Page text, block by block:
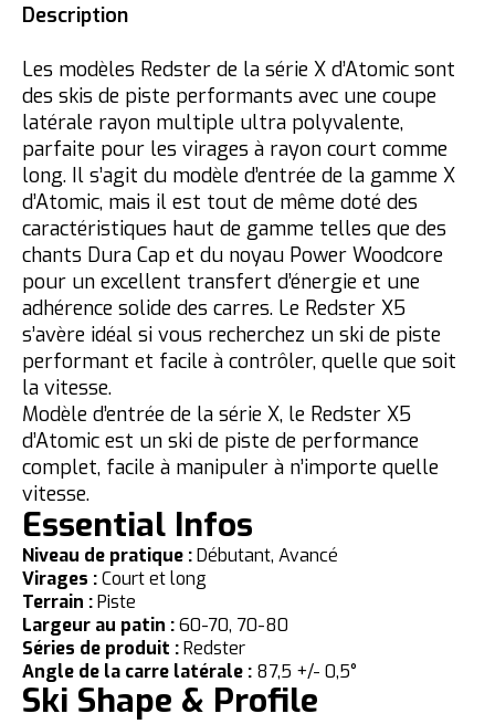
Description
Les modèles Redster de la série X d’Atomic sont
des skis de piste performants avec une coupe
latérale rayon multiple ultra polyvalente,
parfaite pour les virages à rayon court comme
long. Il s’agit du modèle d’entrée de la gamme X
d’Atomic, mais il est tout de même doté des
caractéristiques haut de gamme telles que des
chants Dura Cap et du noyau Power Woodcore
pour un excellent transfert d’énergie et une
adhérence solide des carres. Le Redster X5
s’avère idéal si vous recherchez un ski de piste
performant et facile à contrôler, quelle que soit
la vitesse.
Modèle d’entrée de la série X, le Redster X5
d’Atomic est un ski de piste de performance
complet, facile à manipuler à n’importe quelle
vitesse.
Essential Infos
Niveau de pratique :Débutant, Avancé
Virages :Court et long
Terrain :Piste
Largeur au patin :60-70, 70-80
Séries de produit :Redster
Angle de la carre latérale : 87,5 +/- 0,5°
Ski Shape & Profile